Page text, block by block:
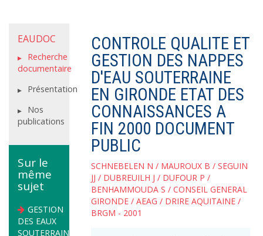
EAUDOC
Recherche
documentaire
Présentation
Nos
publications
Sur le
même
sujet
GESTION
DES EAUX
SOUTERRAINES
CONTROLE QUALITE ET
GESTION DES NAPPES
D'EAU SOUTERRAINE
EN GIRONDE ETAT DES
CONNAISSANCES A
FIN 2000 DOCUMENT
PUBLIC
SCHNEBELEN N / MAUROUX B /SEGUIN
JJ / DUBREUILH J / DUFOUR P /
BENHAMMOUDA S /CONSEIL GENERAL
GIRONDE /AEAG / DRIRE AQUITAINE /
BRGM - 2001